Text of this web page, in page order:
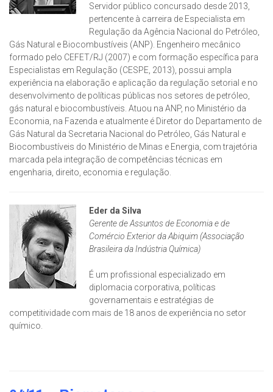
Servidor público concursado desde 2013,
pertencente à carreira de Especialista em
Regulação da Agência Nacional do Petróleo,
Gás Natural e Biocombustíveis (ANP). Engenheiro mecânico
formado pelo CEFET/RJ (2007) e com formação específica para
Especialistas em Regulação (CESPE, 2013), possui ampla
experiência na elaboração e aplicação da regulação setorial e no
desenvolvimento de políticas públicas nos setores de petróleo,
gás natural e biocombustíveis. Atuou na ANP, no Ministério da
Economia, na Fazenda e atualmente é Diretor do Departamento de
Gás Natural da Secretaria Nacional do Petróleo, Gás Natural e
Biocombustíveis do Ministério de Minas e Energia, com trajetória
marcada pela integração de competências técnicas em
engenharia, direito, economia e regulação.
Eder da Silva
Gerente de Assuntos de Economia e de
Comércio Exterior da Abiquim (Associação
Brasileira da Indústria Química)
É um profissional especializado em
diplomacia corporativa, políticas
governamentais e estratégias de
competitividade com mais de 18 anos de experiência no setor
químico.